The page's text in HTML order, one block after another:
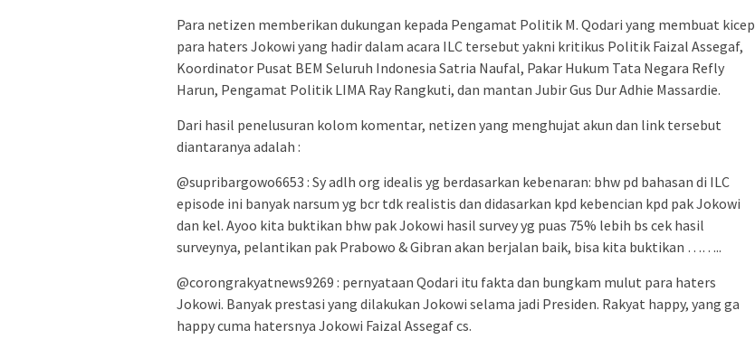
Para netizen memberikan dukungan kepada Pengamat Politik M. Qodari yang membuat kicep
para haters Jokowi yang hadir dalam acara ILC tersebut yakni kritikus Politik Faizal Assegaf,
Koordinator Pusat BEM Seluruh Indonesia Satria Naufal, Pakar Hukum Tata Negara Refly
Harun, Pengamat Politik LIMA Ray Rangkuti, dan mantan Jubir Gus Dur Adhie Massardie.
Dari hasil penelusuran kolom komentar, netizen yang menghujat akun dan link tersebut
diantaranya adalah :
@supribargowo6653 : Sy adlh org idealis yg berdasarkan kebenaran: bhw pd bahasan di ILC
episode ini banyak narsum yg bcr tdk realistis dan didasarkan kpd kebencian kpd pak Jokowi
dan kel. Ayoo kita buktikan bhw pak Jokowi hasil survey yg puas 75% lebih bs cek hasil
surveynya, pelantikan pak Prabowo & Gibran akan berjalan baik, bisa kita buktikan ……..
@corongrakyatnews9269 : pernyataan Qodari itu fakta dan bungkam mulut para haters
Jokowi. Banyak prestasi yang dilakukan Jokowi selama jadi Presiden. Rakyat happy, yang ga
happy cuma hatersnya Jokowi Faizal Assegaf cs.